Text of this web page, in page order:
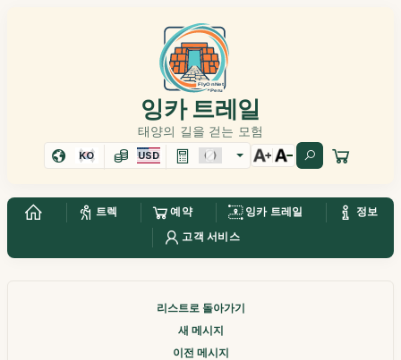
잉카 트레일
태양의 길을 걷는 모험
KO USD
트렉 예약 잉카 트레일
정보
고객 서비스
리스트로 돌아가기
새 메시지
이전 메시지